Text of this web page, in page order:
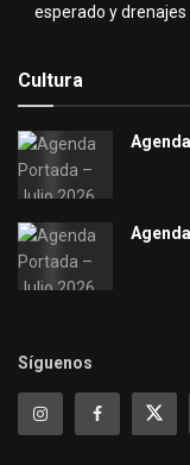
esperado y
Cultura
Síguenos